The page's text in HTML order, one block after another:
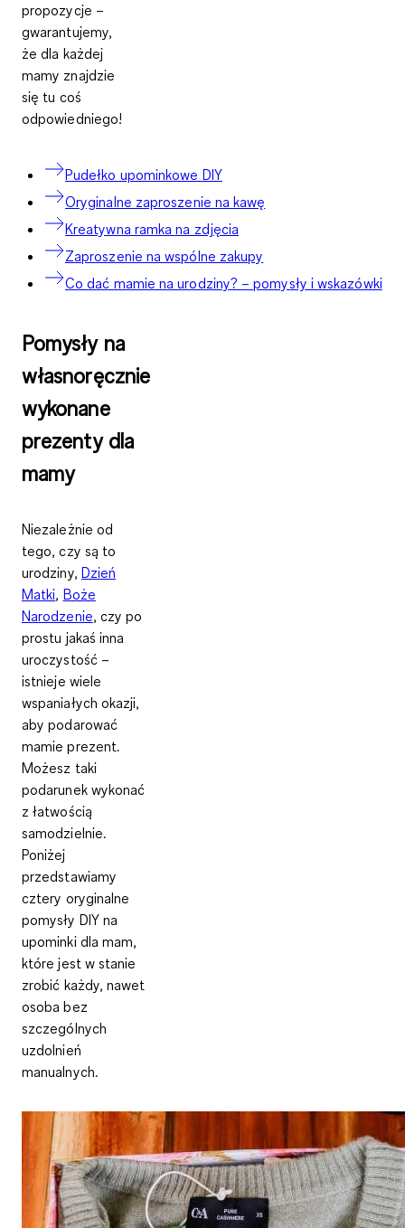
propozycje –
gwarantujemy,
że dla każdej
mamy znajdzie
się tu coś
odpowiedniego!
Pudełko upominkowe DIY
Oryginalne zaproszenie na kawę
Kreatywna ramka na zdjęcia
Zaproszenie na wspólne zakupy
Co dać mamie na urodziny? – pomysły i wskazówki
Pomysły na
własnoręcznie
wykonane
prezenty dla
mamy
Niezależnie od
tego, czy są to
urodziny, Dzień
Matki, Boże
Narodzenie, czy po
prostu jakaś inna
uroczystość –
istnieje wiele
wspaniałych okazji,
aby podarować
mamie prezent.
Możesz taki
podarunek wykonać
z łatwością
samodzielnie.
Poniżej
przedstawiamy
cztery oryginalne
pomysły DIY na
upominki dla mam,
które jest w stanie
zrobić każdy, nawet
osoba bez
szczególnych
uzdolnień
manualnych.